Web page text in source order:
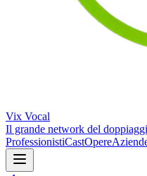
Vix Vocal
Il grande network del
ProfessionistiCastOpere